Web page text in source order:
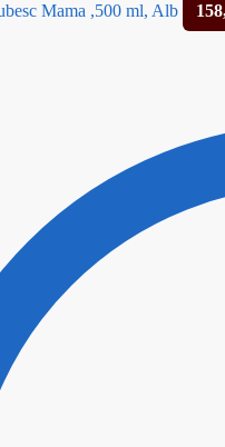
Mama ,500 ml, Alb